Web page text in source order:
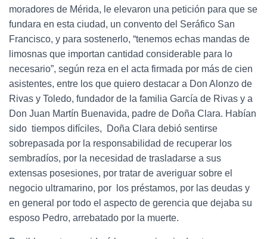
moradores de Mérida, le elevaron una petición para que se
fundara en esta ciudad, un convento del Seráfico San
Francisco, y para sostenerlo, “tenemos echas mandas de
limosnas que importan cantidad considerable para lo
necesario”, según reza en el acta firmada por más de cien
asistentes, entre los que quiero destacar a Don Alonzo de
Rivas y Toledo, fundador de la familia García de Rivas y a
Don Juan Martín Buenavida, padre de Doña Clara. Habían
sido tiempos difíciles, Doña Clara debió sentirse
sobrepasada por la responsabilidad de recuperar los
sembradíos, por la necesidad de trasladarse a sus
extensas posesiones, por tratar de averiguar sobre el
negocio ultramarino, por los préstamos, por las deudas y
en general por todo el aspecto de gerencia que dejaba su
esposo Pedro, arrebatado por la muerte.